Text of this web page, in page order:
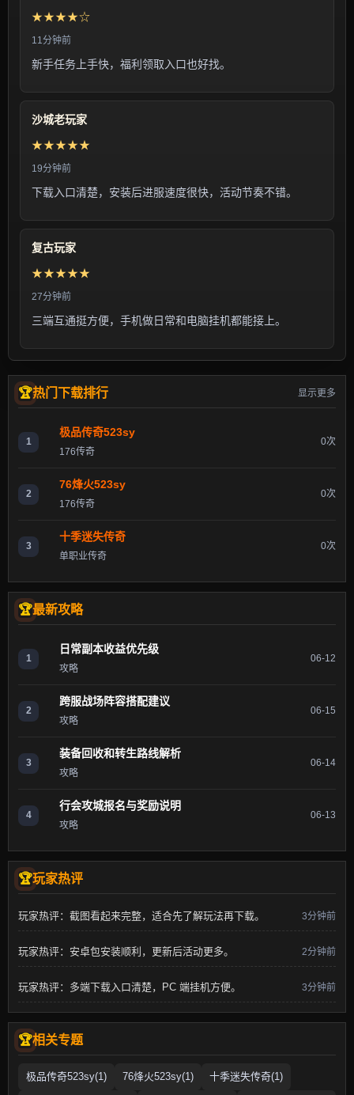
★★★★☆
11分钟前
新手任务上手快，福利领取入口也好找。
沙城老玩家
★★★★★
19分钟前
下载入口清楚，安装后进服速度很快，活动节奏不错。
复古玩家
★★★★★
27分钟前
三端互通挺方便，手机做日常和电脑挂机都能接上。
热门下载排行 显示更多
1
极品传奇523sy
176传奇
0次
2
76烽火523sy
176传奇
0次
3
十季迷失传奇
单职业传奇
0次
最新攻略
1
日常副本收益优先级
攻略
06-12
2
跨服战场阵容搭配建议
攻略
06-15
3
装备回收和转生路线解析
攻略
06-14
4
行会攻城报名与奖励说明
攻略
06-13
玩家热评
玩家热评：截图看起来完整，适合先了解玩法再下载。 3分钟前
玩家热评：安卓包安装顺利，更新后活动更多。 2分钟前
玩家热评：多端下载入口清楚，PC 端挂机方便。 3分钟前
相关专题
极品传奇523sy(1) 76烽火523sy(1) 十季迷失传奇(1)